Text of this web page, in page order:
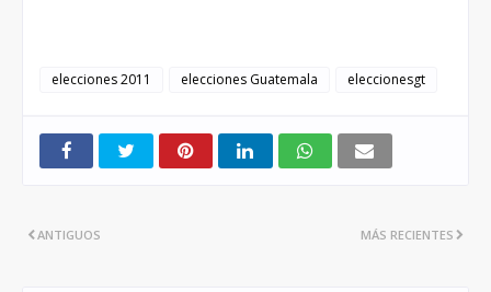
elecciones 2011 elecciones Guatemala eleccionesgt
MÁS RECIENTES
ANTIGUOS